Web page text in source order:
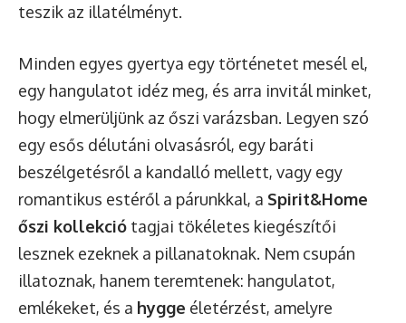
teszik az illatélményt.
Minden egyes gyertya egy történetet mesél el,
egy hangulatot idéz meg, és arra invitál minket,
hogy elmerüljünk az őszi varázsban. Legyen szó
egy esős délutáni olvasásról, egy baráti
beszélgetésről a kandalló mellett, vagy egy
romantikus estéről a párunkkal, a Spirit&Home
őszi kollekció tagjai tökéletes kiegészítői
lesznek ezeknek a pillanatoknak. Nem csupán
illatoznak, hanem teremtenek: hangulatot,
emlékeket, és a hygge életérzést, amelyre